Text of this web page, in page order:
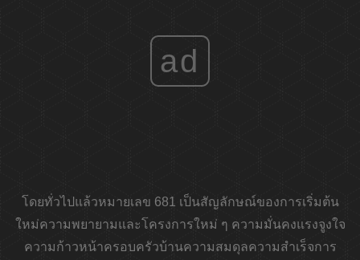
ad
โดยทั่วไปแล้วหมายเลข 681 เป็นสัญลักษณ์ของการเริ่มต้น
ใหม่ความพยายามและโครงการใหม่ ๆ ความมั่นคงแรงจูงใจ
ความก้าวหน้าครอบครัวบ้านความสมดุลความสำเร็จการ